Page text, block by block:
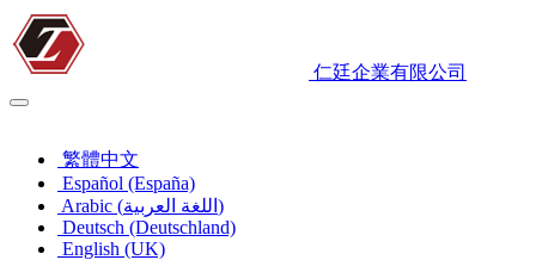
仁廷企業有限公司
繁體中文
Español (España)
Arabic (اللغة العربية)
Deutsch (Deutschland)
English (UK)